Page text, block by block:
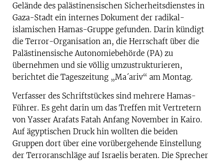
Gelände des palästinensischen Sicherheitsdienstes in
Gaza-Stadt ein internes Dokument der radikal-
islamischen Hamas-Gruppe gefunden. Darin kündigt
die Terror-Organisation an, die Herrschaft über die
Palästinensische Autonomiebehörde (PA) zu
übernehmen und sie völlig umzustrukturieren,
berichtet die Tageszeitung „Ma´ariv“ am Montag.
Verfasser des Schriftstückes sind mehrere Hamas-
Führer. Es geht darin um das Treffen mit Vertretern
von Yasser Arafats Fatah Anfang November in Kairo.
Auf ägyptischen Druck hin wollten die beiden
Gruppen dort über eine vorübergehende Einstellung
der Terroranschläge auf Israelis beraten. Die Sprecher